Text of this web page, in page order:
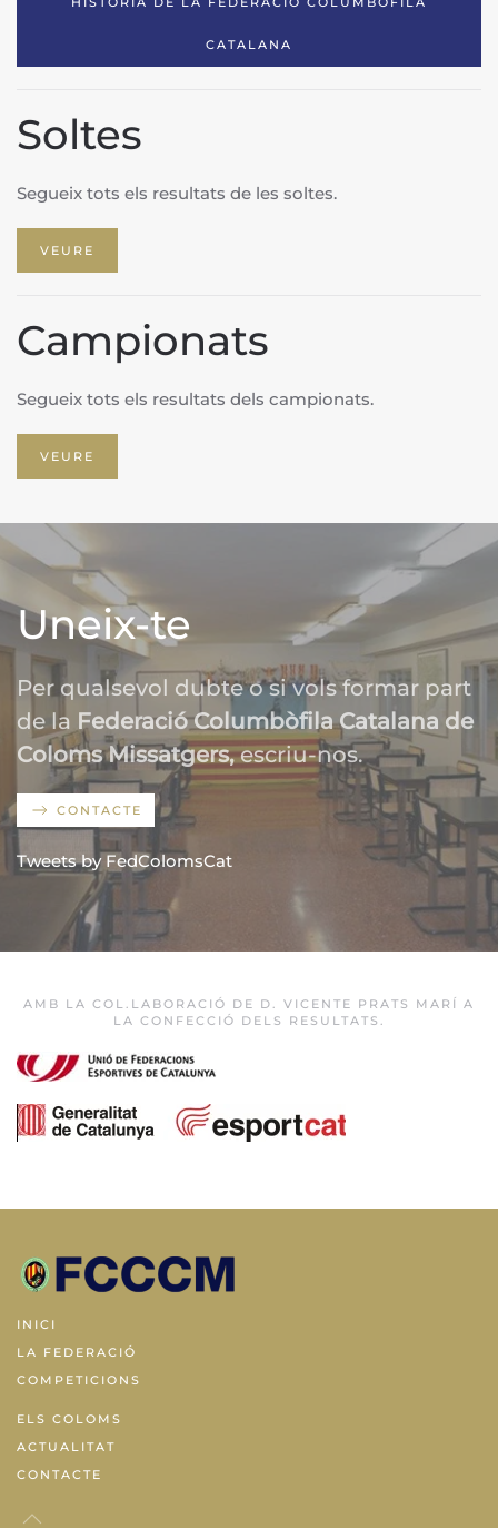
CATALANA
Soltes
Segueix tots els resultats de les soltes.
VEURE
Campionats
Segueix tots els resultats dels campionats.
VEURE
Uneix-te
Per qualsevol dubte o si vols formar part
de la Federació Columbòfila Catalana de
Coloms Missatgers,escriu-nos.
CONTACTE
Tweets by FedColomsCat
AMB LA COL.LABORACIÓ DE D. VICENTE PRATS MARÍ A
LA CONFECCIÓ DELS RESULTATS.
INICI
LA FEDERACIÓ
COMPETICIONS
ELS COLOMS
ACTUALITAT
CONTACTE